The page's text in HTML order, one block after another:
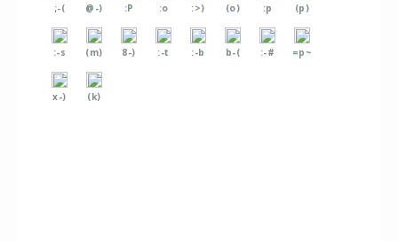
;-( @-) :P :o :>) (o) :p (p)
:-s (m) 8-) :-t :-b b-( :-# =p~
x-) (k)